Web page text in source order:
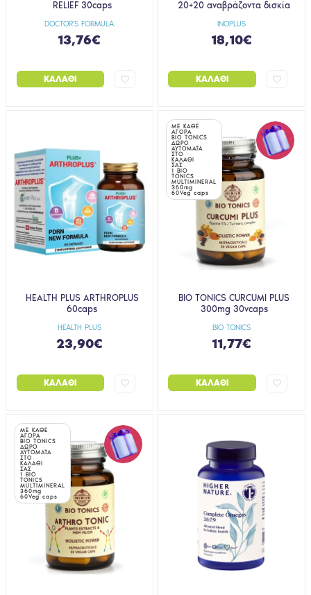
DOCTOR'S FORMULA
RELIEF 30caps
13,76€
ΚΑΛΆΘΙ
INOPLUS
20+20 αναβράζοντα δισκία
18,10€
ΚΑΛΆΘΙ
HEALTH PLUS
HEALTH PLUS ARTHROPLUS
60caps
23,90€
ΚΑΛΆΘΙ
ΜΕ ΚΑΘΕ
ΑΓΟΡΑ
BIO TONICS
ΔΩΡΟ
ΑΥΤΟΜΑΤΑ
ΣΤΟ
ΚΑΛΑΘΙ
ΣΑΣ
1 BIO
TONICS
MULTIMINERAL
360mg
60Veg caps
BIO TONICS
BIO TONICS CURCUMI PLUS
300mg 30vcaps
11,77€
ΚΑΛΆΘΙ
ΜΕ ΚΑΘΕ
ΑΓΟΡΑ
BIO TONICS
ΔΩΡΟ
ΑΥΤΟΜΑΤΑ
ΣΤΟ
ΚΑΛΑΘΙ
ΣΑΣ
1 BIO
TONICS
MULTIMINERAL
360mg
60Veg caps